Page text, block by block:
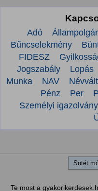
Adó
Bűncselekmény
FIDESZ
Jogszabály
Lopás
Munka
NAV
Pénz
Per
Személyi igazolvány
Sötét
Te most a